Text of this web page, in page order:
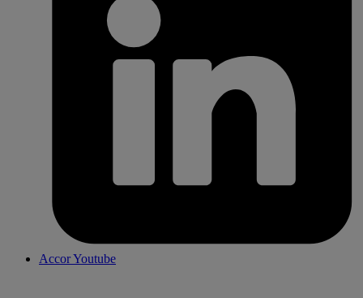
Accor Youtube